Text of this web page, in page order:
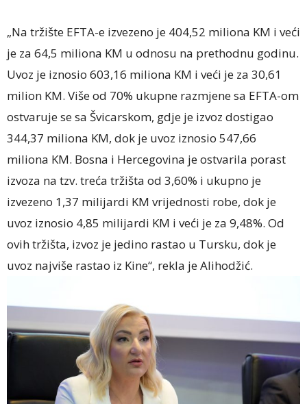
„Na tržište EFTA-e izvezeno je 404,52 miliona KM i veći
je za 64,5 miliona KM u odnosu na prethodnu godinu.
Uvoz je iznosio 603,16 miliona KM i veći je za 30,61
milion KM. Više od 70% ukupne razmjene sa EFTA-om
ostvaruje se sa Švicarskom, gdje je izvoz dostigao
344,37 miliona KM, dok je uvoz iznosio 547,66
miliona KM. Bosna i Hercegovina je ostvarila porast
izvoza na tzv. treća tržišta od 3,60% i ukupno je
izvezeno 1,37 milijardi KM vrijednosti robe, dok je
uvoz iznosio 4,85 milijardi KM i veći je za 9,48%. Od
ovih tržišta, izvoz je jedino rastao u Tursku, dok je
uvoz najviše rastao iz Kine“, rekla je Alihodžić.